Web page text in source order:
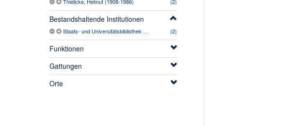
Thielicke, Helmut (1908-1986)
(2)
Bestandshaltende Institutionen
Staats- und Universitätsbibliothek Hamburg Carl von Ossietzky (2)
Funktionen
Gattungen
Orte